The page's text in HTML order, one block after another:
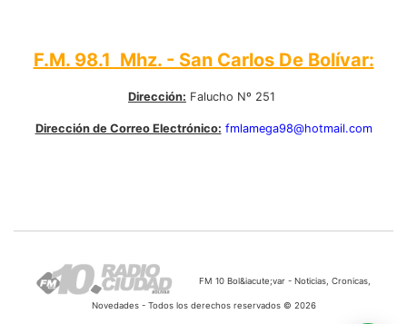
F.M. 98.1 Mhz. - San Carlos De Bolívar:
Dirección: Falucho Nº 251
Dirección de Correo Electrónico: fmlamega98@hotmail.com
FM 10 Bol&iacute;var - Noticias, Cronicas,
Novedades - Todos los derechos reservados © 2026